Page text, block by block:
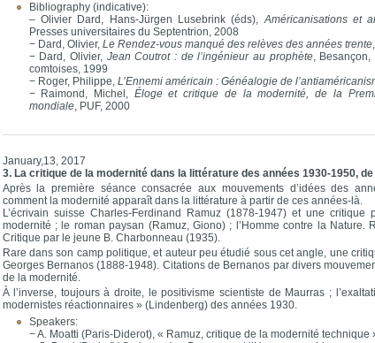
Bibliography (indicative):
– Olivier Dard, Hans-Jürgen Lusebrink (éds),Américanisations et
Presses universitaires du Septentrion, 2008
− Dard, Olivier, Le Rendez-vous manqué des relèves des années trente
− Dard, Olivier, Jean Coutrot : de l’ingénieur au prophète, Besançon,
comtoises, 1999
− Roger, Philippe, L’Ennemi américain : Généalogie de
− Raimond, Michel, Éloge et critique de la modernité, de la
mondiale, PUF, 2000
January,13, 2017
3. La critique de la modernité dans la littérature des années 1930-1950,
Après la première séance consacrée aux mouvements d’idées des
comment la modernité apparaît dans la littérature à partir de ces années-là.
L’écrivain suisse Charles-Ferdinand Ramuz (1878-1947) et une
modernité ; le roman paysan (Ramuz, Giono) ; l’Homme contre la Nature.
Critique par le jeune B. Charbonneau (1935).
Rare dans son camp politique, et auteur peu étudié sous cet angle, une
Georges Bernanos (1888-1948). Citations de Bernanos par divers
de la modernité.
À l’inverse, toujours à droite, le positivisme scientiste de Maurras ;
modernistes réactionnaires » (Lindenberg) des années 1930.
Speakers:
− A. Moatti (Paris-Diderot), « Ramuz, critique de la modernité technique